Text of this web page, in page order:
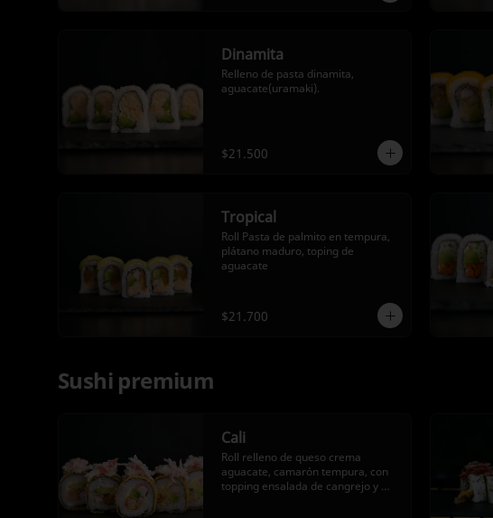
Dinamita
Relleno de pasta dinamita,
aguacate(uramaki).
$21.500
Tropical
Roll Pasta de palmito en tempura,
plátano maduro, toping de
aguacate
$21.700
Sushi premium
Cali
Roll relleno de queso crema
aguacate, camarón tempura, con
topping ensalada de cangrejo y